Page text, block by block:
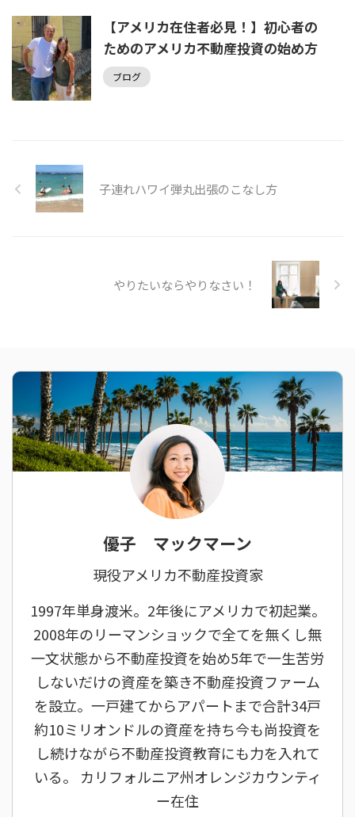
【アメリカ在住者必見！】初心者の
ためのアメリカ不動産投資の始め方
ブログ
子連れハワイ弾丸出張のこなし方
やりたいならやりなさい！
優子 マックマーン
現役アメリカ不動産投資家
1997年単身渡米。2年後にアメリカで初起業。
2008年のリーマンショックで全てを無くし無
一文状態から不動産投資を始め5年で一生苦労
しないだけの資産を築き不動産投資ファーム
を設立。一戸建てからアパートまで合計34戸
約10ミリオンドルの資産を持ち今も尚投資を
し続けながら不動産投資教育にも力を入れて
いる。 カリフォルニア州オレンジカウンティ
ー在住